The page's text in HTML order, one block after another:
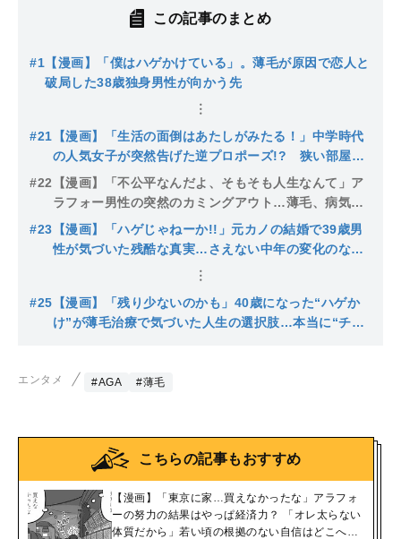
この記事のまとめ
#1 【漫画】「僕はハゲかけている」。薄毛が原因で恋人と
破局した38歳独身男性が向かう先
#21 【漫画】「生活の面倒はあたしがみたる！」中学時代
の人気女子が突然告げた逆プロポーズ!? 狭い部屋、
安くない家賃を払うための生活をする独身薄毛アラフ
ォーの将来…
#22 【漫画】「不公平なんだよ、そもそも人生なんて」ア
ラフォー男性の突然のカミングアウト…薄毛、病気、
仕事に悩み「嫁さんの実家でしばらく世話になろう
と…」
#23 【漫画】「ハゲじゃねーか!!」元カノの結婚で39歳男
性が気づいた残酷な真実…さえない中年の変化のない
日々に幸せはやってくるのか？
#25 【漫画】「残り少ないのかも」40歳になった“ハゲか
け”が薄毛治療で気づいた人生の選択肢…本当に“チャ
エンタメ #AGA #薄毛
こちらの記事もおすすめ
【漫画】「東京に家…買えなかったな」アラフォ
ーの努力の結果はやっぱ経済力？ 「オレ太らない
体質だから」若い頃の根拠のない自信はどこへ…